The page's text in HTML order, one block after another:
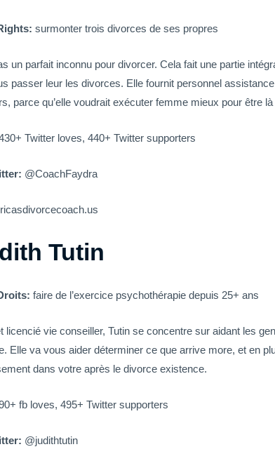
surmonter trois divorces de ses propres
un parfait inconnu pour divorcer. Cela fait une partie
passer leur les divorces. Elle fournit personnel
parce qu’elle voudrait exécuter femme mieux pour être
Twitter loves, 440+ Twitter supporters
@CoachFaydra
Tutin
faire de l’exercice psychothérapie depuis 25+ ans
licencié vie conseiller, Tutin se concentre sur aidant les
Elle va vous aider déterminer ce que arrive more, et en
dans votre après le divorce existence.
fb loves, 495+ Twitter supporters
@judithtutin